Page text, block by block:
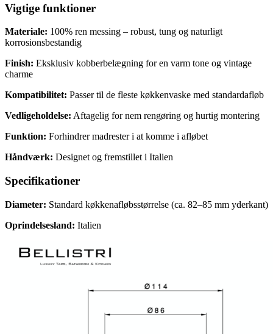
Vigtige funktioner
Materiale: 100% ren messing – robust, tung og naturligt
korrosionsbestandig
Finish: Eksklusiv kobberbelægning for en varm tone og vintage
charme
Kompatibilitet: Passer til de fleste køkkenvaske med standardafløb
Vedligeholdelse: Aftagelig for nem rengøring og hurtig montering
Funktion: Forhindrer madrester i at komme i afløbet
Håndværk: Designet og fremstillet i Italien
Specifikationer
Diameter: Standard køkkenafløbsstørrelse (ca. 82–85 mm yderkant)
Oprindelsesland: Italien